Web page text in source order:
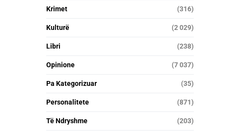
Krimet (316)
Kulturë (2 029)
Libri (238)
Opinione (7 037)
Pa Kategorizuar (35)
Personalitete (871)
Të Ndryshme (203)